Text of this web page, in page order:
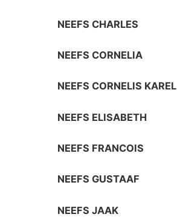
NEEFS CHARLES
NEEFS CORNELIA
NEEFS CORNELIS KAREL
NEEFS ELISABETH
NEEFS FRANCOIS
NEEFS GUSTAAF
NEEFS JAAK